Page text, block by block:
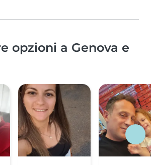
opzioni a Genova e